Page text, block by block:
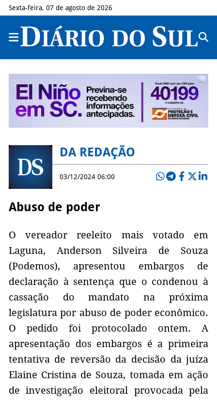
Sexta-feira, 07 de agosto de 2026
DA REDAÇÃO
03/12/2024 06:00
Abuso de poder
O vereador reeleito mais votado em
Laguna, Anderson Silveira de Souza
(Podemos), apresentou embargos de
declaração à sentença que o condenou à
cassação do mandato na próxima
legislatura por abuso de poder econômico.
O pedido foi protocolado ontem. A
apresentação dos embargos é a primeira
tentativa de reversão da decisão da juíza
Elaine Cristina de Souza, tomada em ação
de investigação eleitoral provocada pela